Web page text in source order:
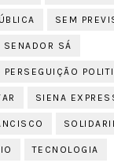
SEM
SENADOR SÁ
SIENA
TECNOLOGIA